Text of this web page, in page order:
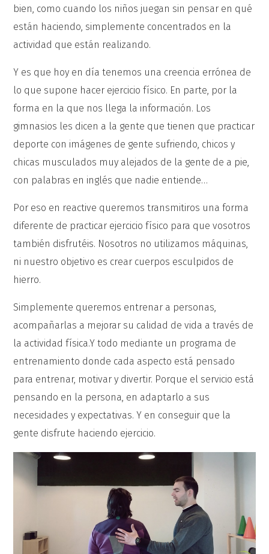
bien, como cuando los niños juegan sin pensar en qué
están haciendo, simplemente concentrados en la
actividad que están realizando.
Y es que hoy en día tenemos una creencia errónea de
lo que supone hacer ejercicio físico. En parte, por la
forma en la que nos llega la información. Los
gimnasios les dicen a la gente que tienen que practicar
deporte con imágenes de gente sufriendo, chicos y
chicas musculados muy alejados de la gente de a pie,
con palabras en inglés que nadie entiende…
Por eso en reactive queremos transmitiros una forma
diferente de practicar ejercicio físico para que vosotros
también disfrutéis. Nosotros no utilizamos máquinas,
ni nuestro objetivo es crear cuerpos esculpidos de
hierro.
Simplemente queremos entrenar a personas,
acompañarlas a mejorar su calidad de vida a través de
la actividad física.Y todo mediante un programa de
entrenamiento donde cada aspecto está pensado
para entrenar, motivar y divertir. Porque el servicio está
pensando en la persona, en adaptarlo a sus
necesidades y expectativas. Y en conseguir que la
gente disfrute haciendo ejercicio.